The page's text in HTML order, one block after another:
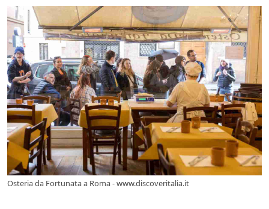
Osteria da Fortunata a Roma - www.discoveritalia.it